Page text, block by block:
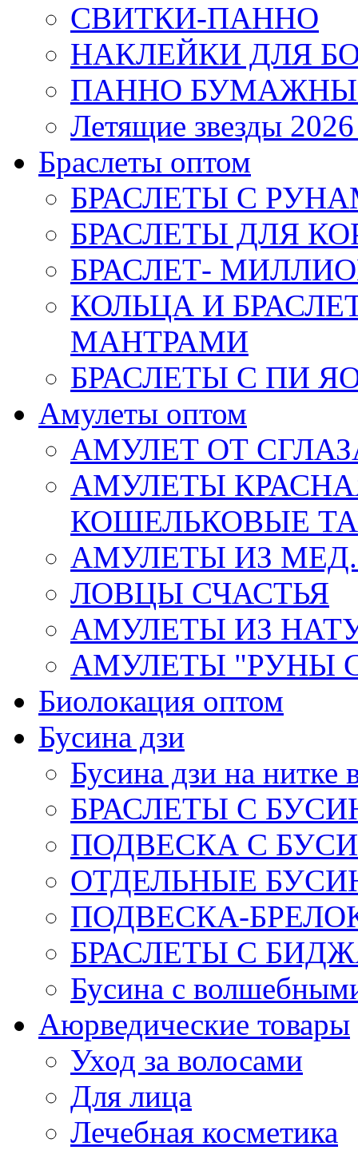
СВИТКИ-ПАННО
НАКЛЕЙКИ ДЛЯ
ПАННО
Летящие звезды
Браслеты оптом
БРАСЛЕТЫ С
БРАСЛЕТЫ ДЛЯ
БРАСЛЕТ-
КОЛЬЦА И
МАНТРАМИ
БРАСЛЕТЫ С ПИ
Амулеты оптом
АМУЛЕТ ОТ
АМУЛЕТЫ
КОШЕЛЬКОВЫЕ
АМУЛЕТЫ ИЗ
ЛОВЦЫ СЧАСТЬЯ
АМУЛЕТЫ ИЗ
АМУЛЕТЫ "РУНЫ
Биолокация оптом
Бусина дзи
Бусина дзи на нитке
БРАСЛЕТЫ С
ПОДВЕСКА С
ОТДЕЛЬНЫЕ
ПОДВЕСКА-
БРАСЛЕТЫ С
Бусина с
Аюрведические товары
Уход за волосами
Для лица
Лечебная косметика